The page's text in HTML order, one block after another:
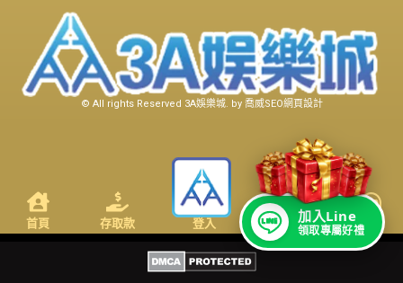
© All rights Reserved 3A娛樂城. by 喬威SEO網頁設計
首頁 存取款 登入 優惠 客服
加入Line
領取專屬好禮